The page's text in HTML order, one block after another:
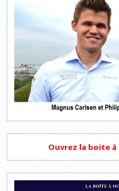
Ouvrez la boite